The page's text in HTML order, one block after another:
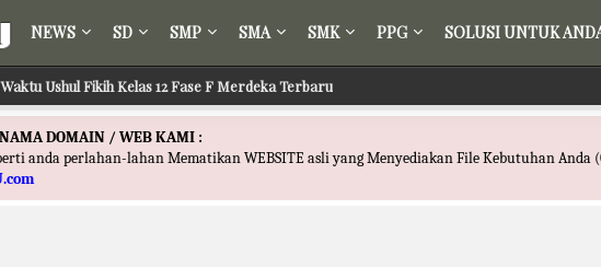
NEWS SD SMP SMA SMK PPG SOLUSI UNTUK
Ushul Fikih Kelas 12 Fase F Merdeka Terbaru
DOMAIN / WEB KAMI :
anda perlahan-lahan Mematikan WEBSITE asli yang Menyediakan File Kebutuhan Anda